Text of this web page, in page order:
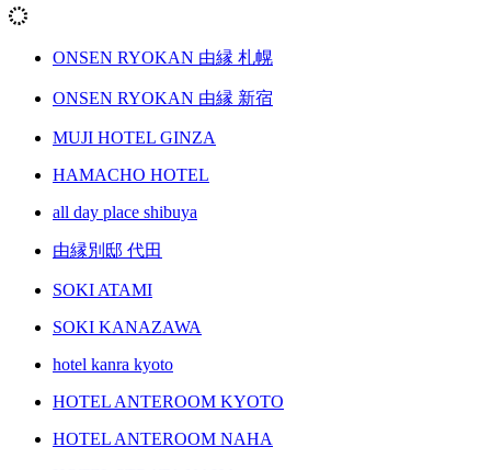
ONSEN RYOKAN 由縁 札幌
ONSEN RYOKAN 由縁 新宿
MUJI HOTEL GINZA
HAMACHO HOTEL
all day place shibuya
由縁別邸 代田
SOKI ATAMI
SOKI KANAZAWA
hotel kanra kyoto
HOTEL ANTEROOM KYOTO
HOTEL ANTEROOM NAHA